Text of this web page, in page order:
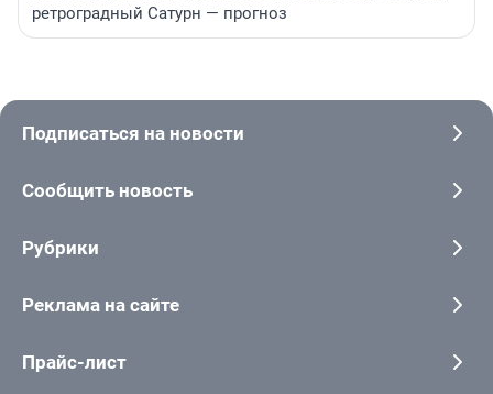
ретроградный Сатурн — прогноз
Подписаться на новости
Сообщить новость
Рубрики
Реклама на сайте
Прайс-лист